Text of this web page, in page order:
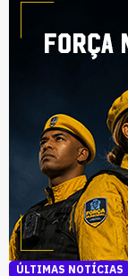
ÚLTIMAS NOTÍCIAS